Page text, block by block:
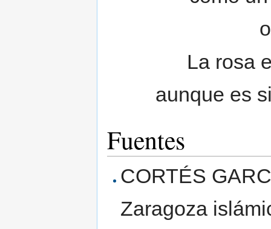
La rosa
aunque es
Fuentes
CORTÉS
Zaragoza